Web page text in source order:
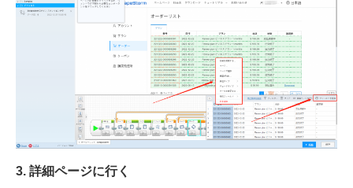
3. 詳細ページに行く